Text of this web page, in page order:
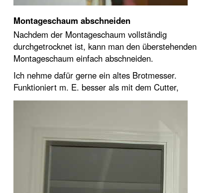
Montageschaum abschneiden
Nachdem der Montageschaum vollständig
durchgetrocknet ist, kann man den überstehenden
Montageschaum einfach abschneiden.
Ich nehme dafür gerne ein altes Brotmesser.
Funktioniert m. E. besser als mit dem Cutter,